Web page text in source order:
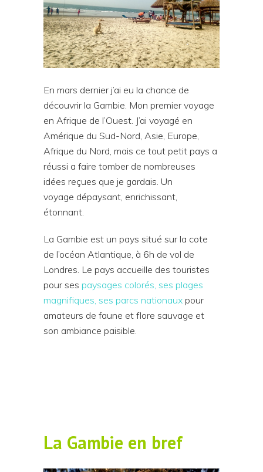
En mars dernier j’ai eu la chance de
découvrir la Gambie. Mon premier voyage
en Afrique de l’Ouest. J’ai voyagé en
Amérique du Sud-Nord, Asie, Europe,
Afrique du Nord, mais ce tout petit pays a
réussi a faire tomber de nombreuses
idées reçues que je gardais. Un
voyage dépaysant, enrichissant,
étonnant.
La Gambie est un pays situé sur la cote
de l’océan Atlantique, à 6h de vol de
Londres. Le pays accueille des touristes
pour ses paysages colorés, ses plages
magnifiques, ses parcs nationaux pour
amateurs de faune et flore sauvage et
son ambiance paisible.
La Gambie en bref